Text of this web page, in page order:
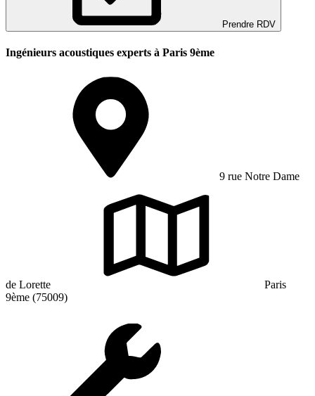
Prendre RDV
Ingénieurs acoustiques experts à Paris 9ème
9 rue Notre Dame
de Lorette
Paris
9ème (75009)